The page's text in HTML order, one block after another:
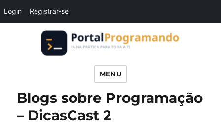
Login Registrar-se
Portal Programando
MENU
Blogs sobre Programação
– DicasCast 2